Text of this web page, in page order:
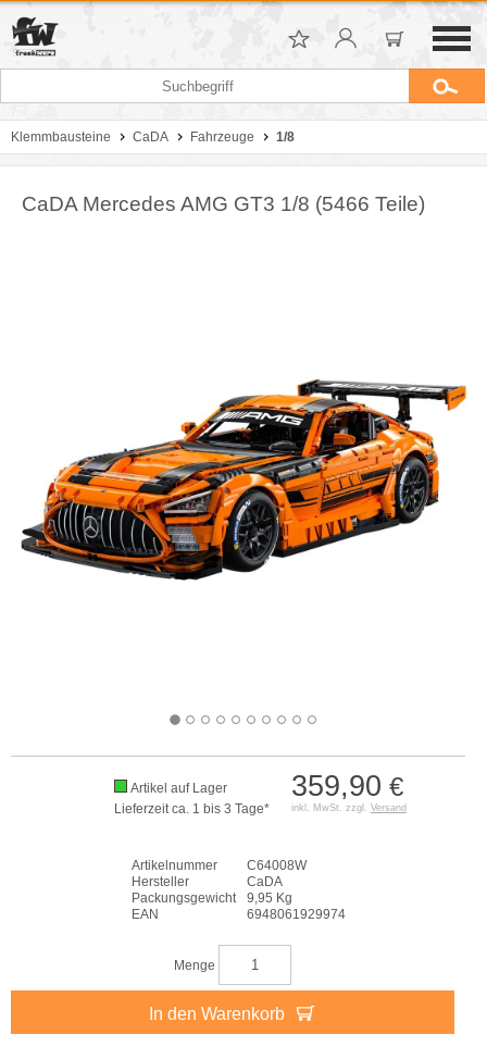
Klemmbausteine CaDA Fahrzeuge 1/8
CaDA Mercedes AMG GT3 1/8 (5466 Teile)
359,90 €
inkl. MwSt. zzgl. Versand
Artikel auf Lager
Lieferzeit ca. 1 bis 3 Tage*
Artikelnummer
C64008W
Hersteller
CaDA
Packungsgewicht
9,95 Kg
EAN
6948061929974
Menge
In den Warenkorb